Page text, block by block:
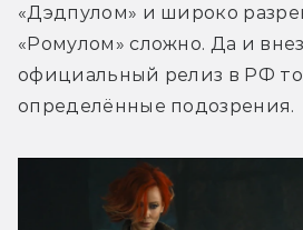
«Дэдпулом» и широко
«Ромулом» сложно. Да и
официальный релиз в РФ
определённые подозрения.